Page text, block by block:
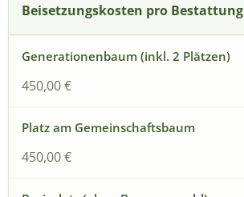
Beisetzungskosten pro Bestattung
450,00 €
450,00 €